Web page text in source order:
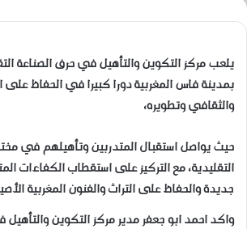
يلعب مركز التكوين والتأهيل في حرف الصناعة
بمدينة فاس المغربية دورا كبيرا في الحفاظ على
والثقافي وتطويره،
حيث يواصل استقبال المتدربين وتأهيلهم في
التقليدية، مع التركيز على استقطاب الكفاءات
جديدة والحفاظ على التراث والفنون المغربية
واكد احمد ابو جعفر مدير مركز التكوين